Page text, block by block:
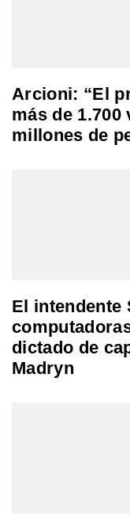
Arcioni: “El
más de 1.700
millones de
El intendente
dictado de
Madryn